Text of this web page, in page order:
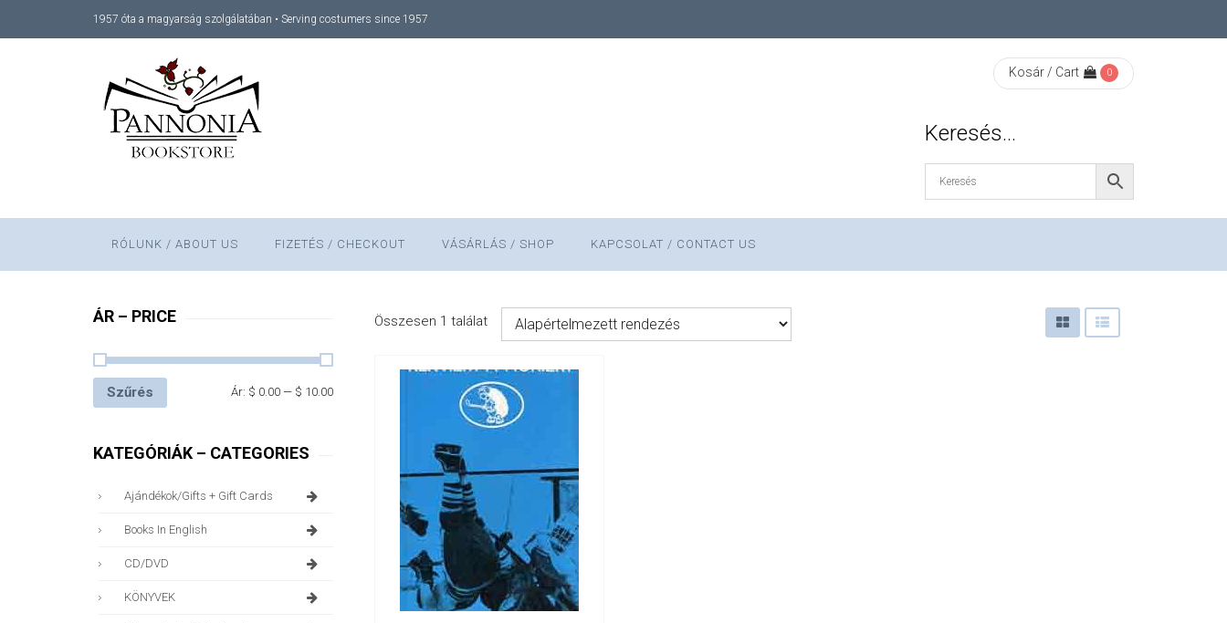
1957 óta a magyarság szolgálatában • Serving costumers since 1957
Kosár / Cart 0
Keresés…
RÓLUNK / ABOUT US FIZETÉS / CHECKOUT VÁSÁRLÁS / SHOP KAPCSOLAT / CONTACT US
Összesen 1 találat
ÁR – PRICE
Szűrés Ár: $ 0.00— $ 10.00
KATEGÓRIÁK – CATEGORIES
Ajándékok/gifts + Gift Cards
Books In English
CD/DVD
KÖNYVEK